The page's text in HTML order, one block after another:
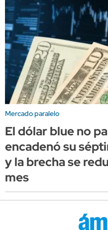
Mercado paralelo
El dólar blue no
encadenó su
y la brecha se
mes